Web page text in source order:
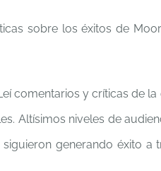
sobre los éxitos de
comentarios y críticas de
Altísimos niveles de
generando éxito a